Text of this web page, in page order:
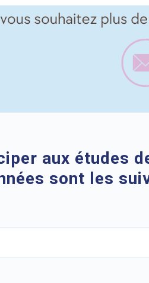
aux études
sont les